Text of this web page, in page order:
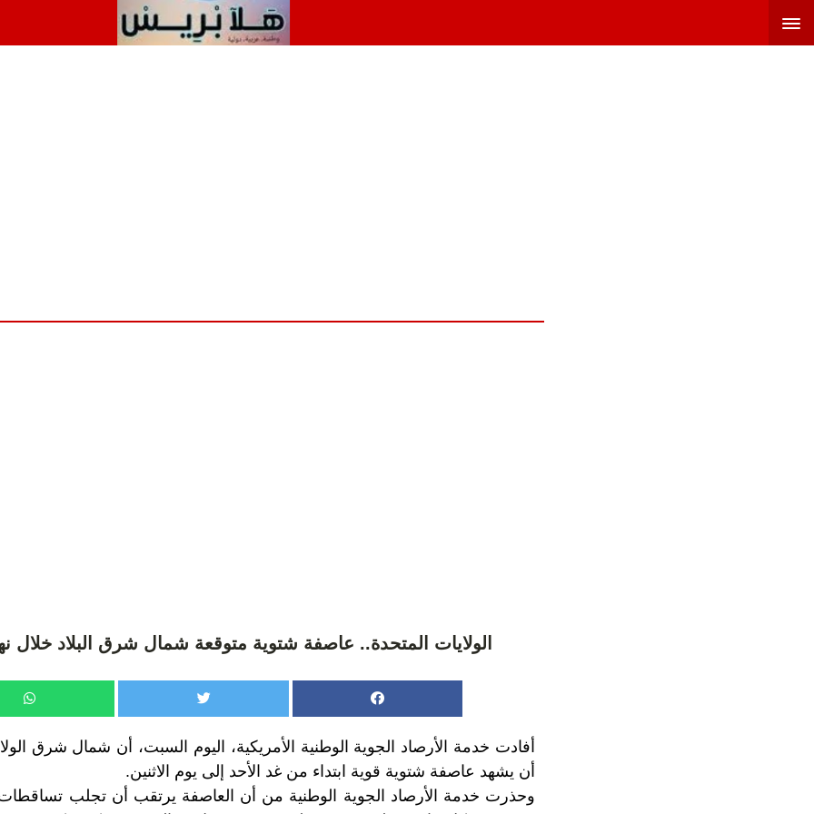
الولايات المتحدة.. عاصفة شتوية متوقعة شمال شرق البلاد خلال
أفادت خدمة الأرصاد الجوية الوطنية الأمريكية، اليوم السبت، أن شمال شرق
أن يشهد عاصفة شتوية قوية ابتداء من غد الأحد إلى يوم الاثنين.
وحذرت خدمة الأرصاد الجوية الوطنية من أن العاصفة يرتقب أن تجلب تساقطات